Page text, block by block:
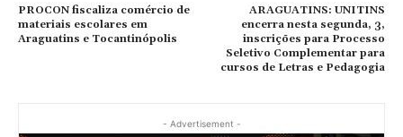
PROCON fiscaliza comércio de
materiais escolares em
Araguatins e Tocantinópolis
ARAGUATINS: UNITINS
encerra nesta segunda, 3,
inscrições para Processo
Seletivo Complementar para
cursos de Letras e Pedagogia
- Advertisement -